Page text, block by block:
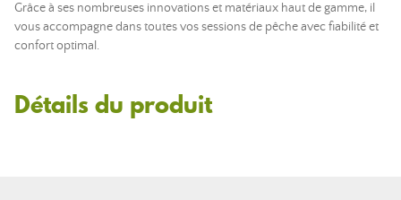
Grâce à ses nombreuses innovations et matériaux haut de gamme, il
vous accompagne dans toutes vos sessions de pêche avec fiabilité et
confort optimal.
Détails du produit